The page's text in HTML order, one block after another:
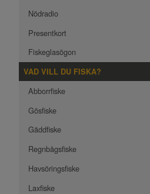
Nödradio
Presentkort
Fiskeglasögon
VAD VILL DU FISKA?
Abborrfiske
Gösfiske
Gäddfiske
Regnbågsfiske
Havsöringsfiske
Laxfiske